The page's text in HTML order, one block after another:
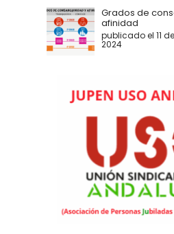
Grados de
afinidad
publicado el 11
2024